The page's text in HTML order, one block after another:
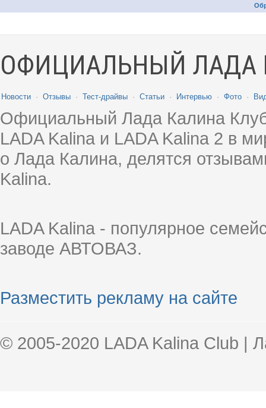
ОФИЦИАЛЬНЫЙ ЛАДА
Новости · Отзывы · Тест-драйвы · Статьи · Интервью · Фото ·
Официальный Лада Калина
LADA Kalina и LADA Kalina 2 в
о Лада Калина, делятся
Kalina.
LADA Kalina - популярное
заводе АВТОВАЗ.
Разместить рекламу на сайте
© 2005-2020 LADA Kalina Club |